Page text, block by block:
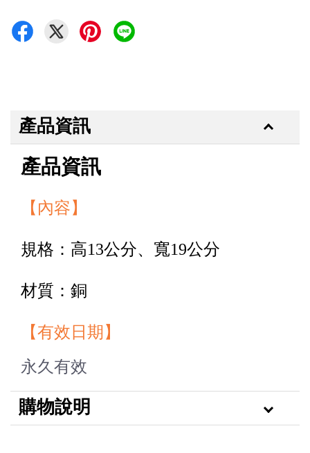
產品資訊
產品資訊
【內容】
規格：高13公分、寬19公分
材質：銅
【有效日期】
永久有效
購物說明